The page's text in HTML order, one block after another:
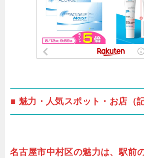
■ 魅力・人気スポット・お店（
名古屋市中村区の魅力は、駅前